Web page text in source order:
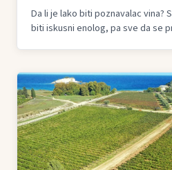
Da li je lako biti poznavalac vina?
biti iskusni enolog, pa sve da se